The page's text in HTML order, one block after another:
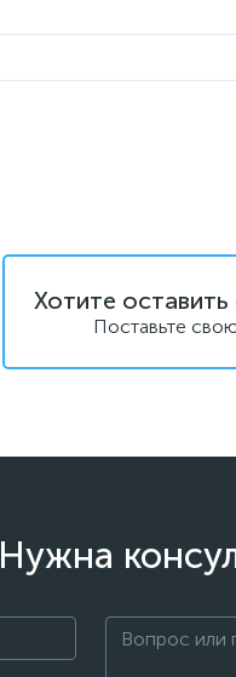
Хотите оставить
Поставьте
Нужна